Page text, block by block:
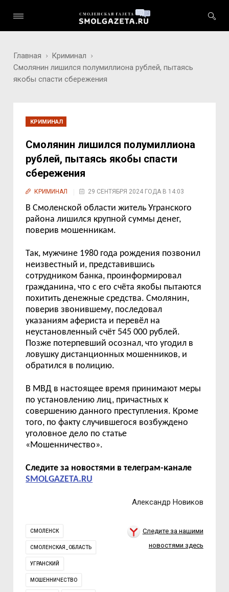
Главная
Криминал
Смолянин лишился полумиллиона рублей, пытаясь
якобы спасти сбережения
КРИМИНАЛ
Смолянин лишился полумиллиона
рублей, пытаясь якобы спасти
сбережения
КРИМИНАЛ 29 СЕНТЯБРЯ 2024 ГОДА В 14:03
В Смоленской области житель Угранского
района лишился крупной суммы денег,
поверив мошенникам.
Так, мужчине 1980 года рождения позвонил
неизвестный и, представившись
сотрудником банка, проинформировал
гражданина, что с его счёта якобы пытаются
похитить денежные средства. Смолянин,
поверив звонившему, последовал
указаниям афериста и перевёл на
неустановленный счёт 545 000 рублей.
Позже потерпевший осознал, что угодил в
ловушку дистанционных мошенников, и
обратился в полицию.
В МВД в настоящее время принимают меры
по установлению лиц, причастных к
совершению данного преступления. Кроме
того, по факту случившегося возбуждено
уголовное дело по статье
«Мошенничество».
Следите за новостями в телеграм-канале
SMOLGAZETA.RU
Александр Новиков
СМОЛЕНСК
СМОЛЕНСКАЯ_ОБЛАСТЬ
УГРАНСКИЙ
МОШЕННИЧЕСТВО
Следите за нашими
новостями здесь